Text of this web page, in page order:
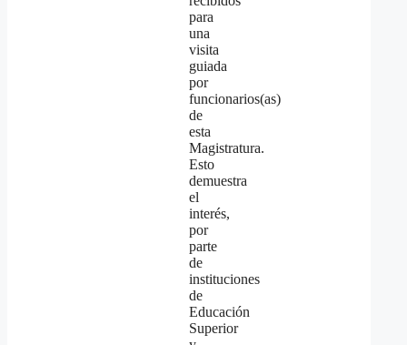
para
una
visita
guiada
por
funcionarios(as)
de
esta
Magistratura.
Esto
demuestra
el
interés,
por
parte
de
instituciones
de
Educación
Superior